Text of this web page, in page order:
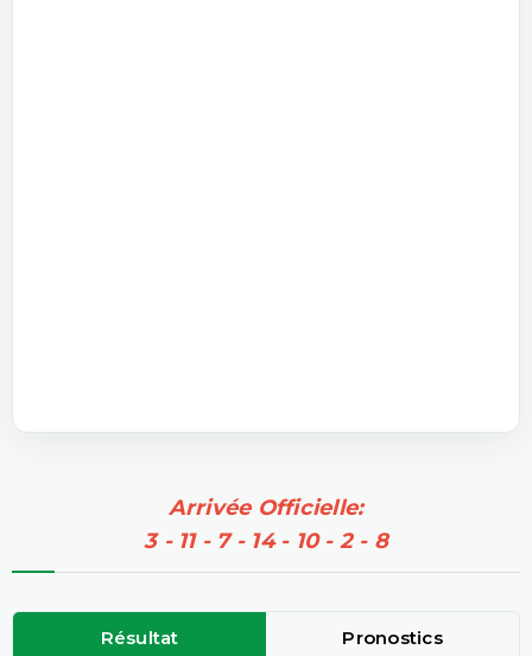
Arrivée Officielle:
3 - 11 - 7 - 14 - 10 - 2 - 8
Résultat Pronostics